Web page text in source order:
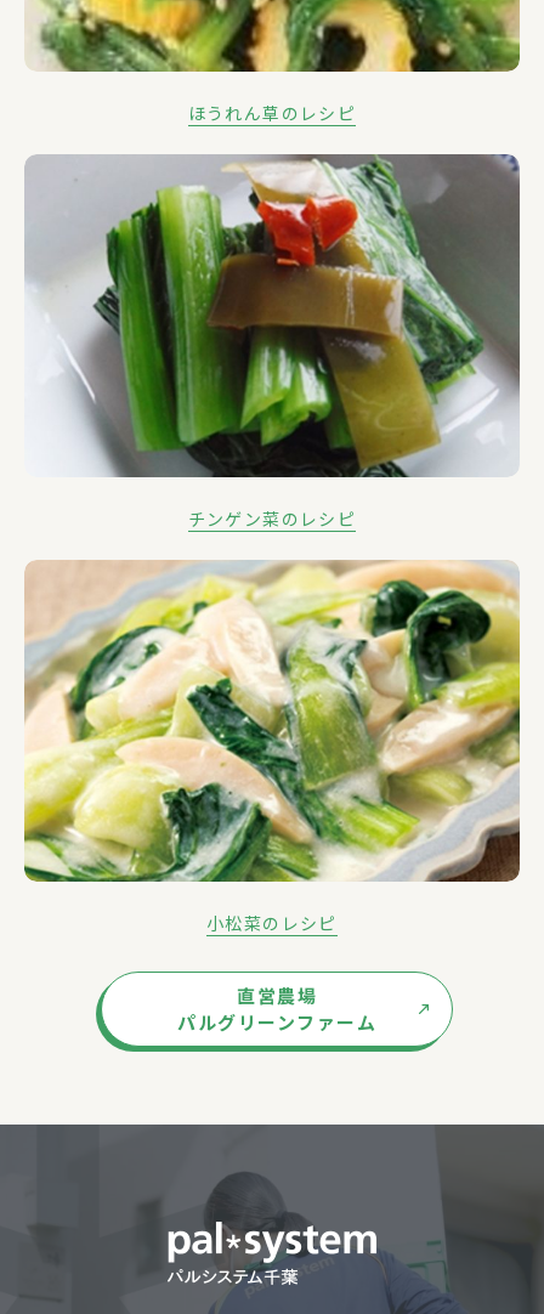
ほうれん草のレシピ
チンゲン菜のレシピ
小松菜のレシピ
直営農場
パルグリーンファーム